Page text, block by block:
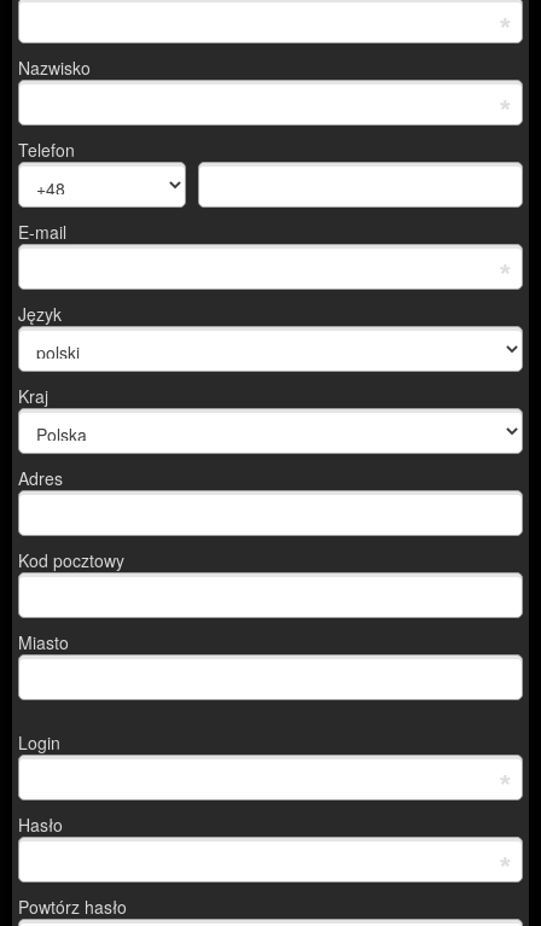
*
Nazwisko
*
Telefon
E-mail
*
Język
Kraj
Adres
Kod pocztowy
Miasto
Login
*
Hasło
*
Powtórz hasło